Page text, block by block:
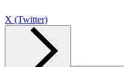
X (Twitter)